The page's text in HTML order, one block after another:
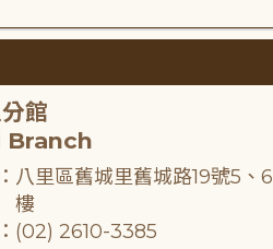
館
Branch
八里區舊城里舊城路19號5、6
樓
(02) 2610-3385